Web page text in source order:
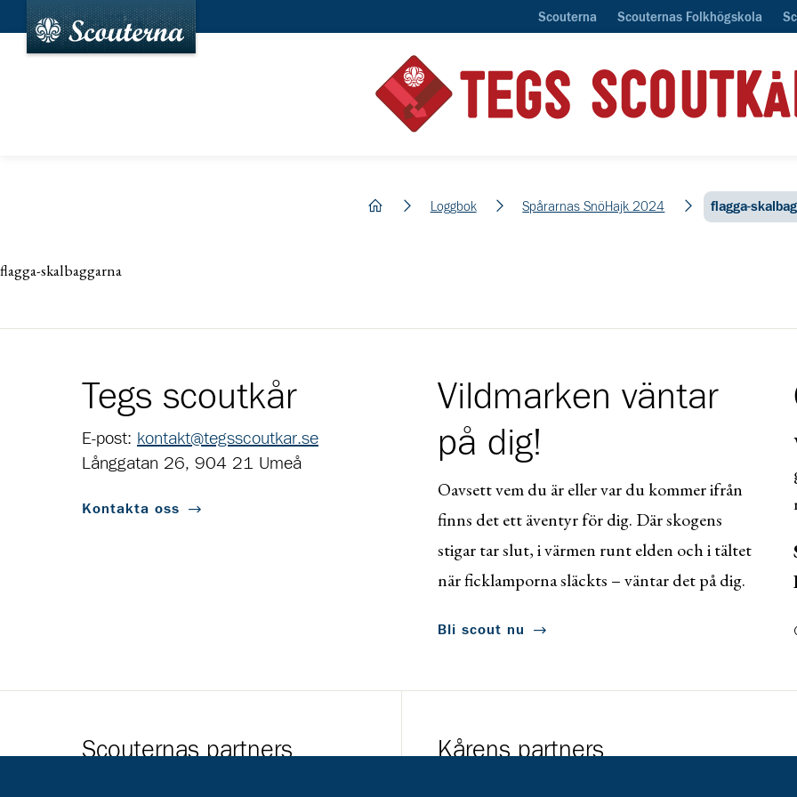
Scouterna Scouternas Folkhögskola
hem Loggbok Spårarnas SnöHajk 2024 flagga-
flagga-skalbaggarna
Tegs scoutkår
E-post: kontakt@tegsscoutkar.se
Långgatan 26, 904 21 Umeå
Kontakta oss
Vildmarken väntar
på dig!
Oavsett vem du är eller var du kommer ifrån
finns det ett äventyr för dig. Där skogens
stigar tar slut, i värmen runt elden och i tältet
när ficklamporna släckts – väntar det på dig.
Bli scout nu
Scouternas partners Kårens partners